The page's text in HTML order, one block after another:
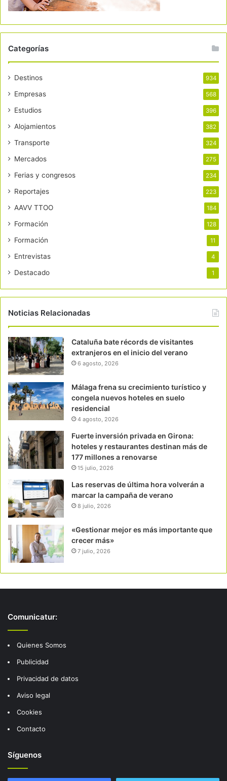
Categorías
Destinos 934
Empresas 568
Estudios 396
Alojamientos 382
Transporte 324
Mercados 275
Ferias y congresos 234
Reportajes 223
AAVV TTOO 184
Formación 128
Formación 11
Entrevistas 4
Destacado 1
Noticias Relacionadas
Cataluña bate récords de visitantes
extranjeros en el inicio del verano
6 agosto, 2026
Málaga frena su crecimiento turístico y
congela nuevos hoteles en suelo
residencial
4 agosto, 2026
Fuerte inversión privada en Girona:
hoteles y restaurantes destinan más de
177 millones a renovarse
15 julio, 2026
Las reservas de última hora volverán a
marcar la campaña de verano
8 julio, 2026
«Gestionar mejor es más importante que
crecer más»
7 julio, 2026
Comunicatur:
Quienes Somos
Publicidad
Privacidad de datos
Aviso legal
Cookies
Contacto
Síguenos